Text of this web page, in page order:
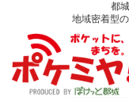
都
地域密着型